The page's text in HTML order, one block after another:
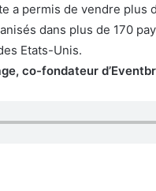
a permis de vendre plus
dans plus de 170
Etats-Unis.
co-fondateur